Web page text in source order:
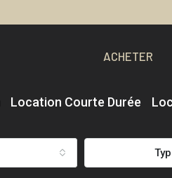
ACHETER
Location Courte Durée